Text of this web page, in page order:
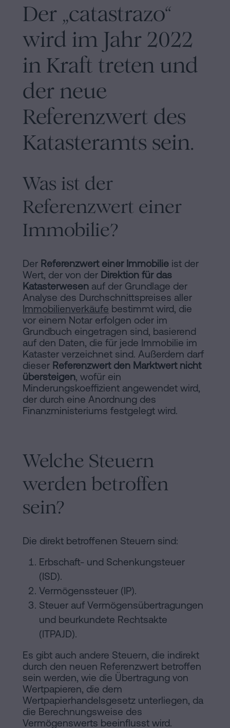
Redaktioneller
Inhaltsprozess
Personalizar
cookies
Folgen
Sie
uns
den
sozialen
Netzwerken
Der „catastrazo“
wird im Jahr 2022
in Kraft treten und
der neue
Referenzwert des
Katasteramts sein.
Was ist der
Referenzwert einer
Immobilie?
Der Referenzwert einer Immobilie ist der
Wert, der von der Direktion für das
Katasterwesen auf der Grundlage der
Analyse des Durchschnittspreises aller
Immobilienverkäufe bestimmt wird, die
vor einem Notar erfolgen oder im
Grundbuch eingetragen sind, basierend
auf den Daten, die für jede Immobilie im
Kataster verzeichnet sind. Außerdem darf
dieser Referenzwert den Marktwert nicht
übersteigen, wofür ein
Minderungskoeffizient angewendet wird,
der durch eine Anordnung des
Finanzministeriums festgelegt wird.
Welche Steuern
werden betroffen
sein?
Die direkt betroffenen Steuern sind:
Erbschaft- und Schenkungsteuer
(ISD).
Vermögenssteuer (IP).
Steuer auf Vermögensübertragungen
und beurkundete Rechtsakte
(ITPAJD).
Es gibt auch andere Steuern, die indirekt
durch den neuen Referenzwert betroffen
sein werden, wie die Übertragung von
Wertpapieren, die dem
Wertpapierhandelsgesetz unterliegen, da
die Berechnungsweise des
Vermögenswerts beeinflusst wird.